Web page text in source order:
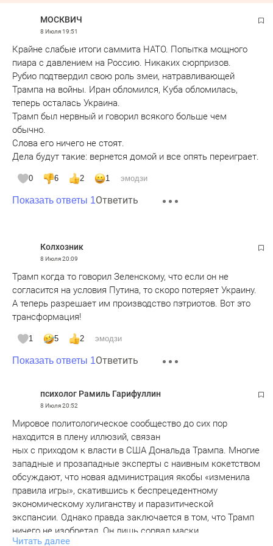
МОСКВИЧ
8 Июля19:51
Крайне слабые итоги саммита НАТО. Попытка мощного
пиара с давлением на Россию. Никаких сюрпризов.
Рубио подтвердил свою роль змеи, натравливающей
Трампа на войны. Иран обломился, Куба обломилась,
теперь осталась Украина.
Трамп был нервный и говорил всякого больше чем
обычно.
Слова его ничего не стоят.
Дела будут такие: вернется домой и все опять переиграет.
0 6 2 1 эмодзи
Показать ответы 1Ответить
Колхозник
8 Июля20:09
Трамп когда то говорил Зеленскому, что если он не
согласится на условия Путина, то скоро потеряет Украину.
А теперь разрешает им производство пэтриотов. Вот это
трансформация!
1 5 2 эмодзи
Показать ответы 1Ответить
психолог Рамиль Гарифуллин
8 Июля20:52
Мировое политологическое сообщество до сих пор
находится в плену иллюзий, связан
ных с приходом к власти в США Дональда Трампа. Многие
западные и прозападные эксперты с наивным кокетством
обсуждают, что новая администрация якобы «изменила
правила игры», скатившись к беспрецедентному
экономическому хулиганству и паразитической
экспансии. Однако правда заключается в том, что Трамп
ничего не изобретал. Он лишь сорвал маски.
Читать далее